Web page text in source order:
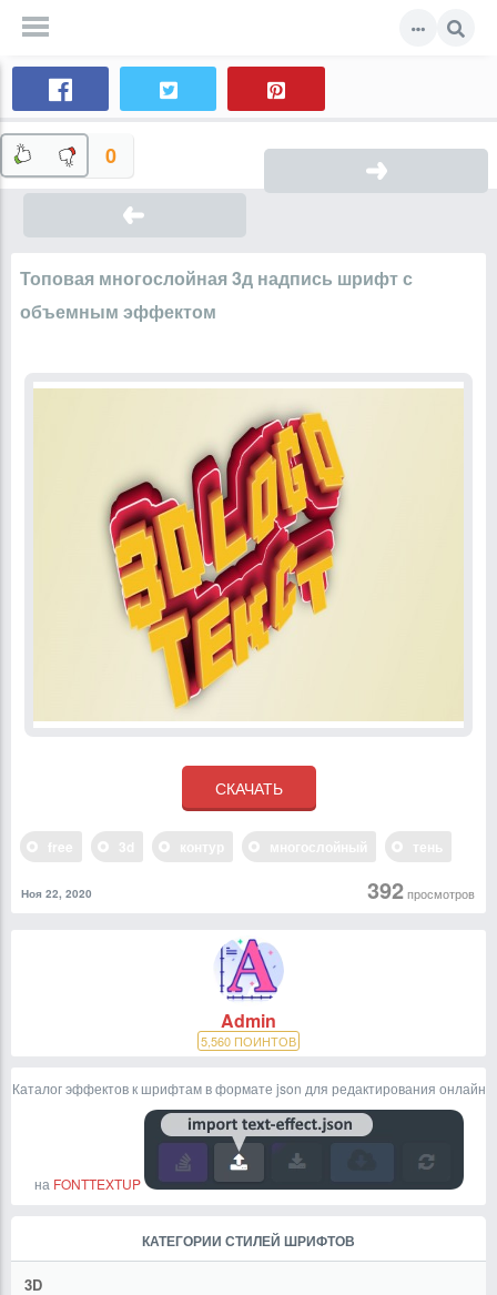
0
Топовая многослойная 3д надпись шрифт с
объемным эффектом
392просмотров
Ноя 22, 2020
Admin
5,560 ПОИНТОВ
Каталог эффектов к шрифтам в формате json для редактирования онлайн
на FONTTEXTUP
КАТЕГОРИИ СТИЛЕЙ ШРИФТОВ
3D